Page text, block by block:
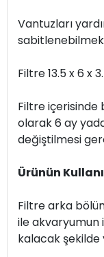
Vantuzları
Filtre 13.5 x 6 x
Filtre içerisinde
olarak 6 ay
değiştilmesi
Ürünün
Filtre arka
ile akvaryumun
kalacak şekilde